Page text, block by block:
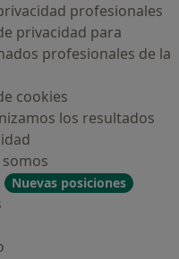
profesionales
privacidad para
profesionales de la
cookies
los resultados
Nuevas posiciones